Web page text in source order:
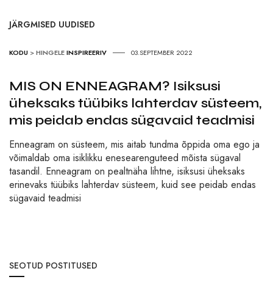
JÄRGMISED UUDISED
KODU >HINGELEINSPIREERIV 03.SEPTEMBER 2022
MIS ON ENNEAGRAM? Isiksusi
üheksaks tüübiks lahterdav süsteem,
mis peidab endas sügavaid teadmisi
Enneagram on süsteem, mis aitab tundma õppida oma ego ja
võimaldab oma isiklikku enesearenguteed mõista sügaval
tasandil. Enneagram on pealtnäha lihtne, isiksusi üheksaks
erinevaks tüübiks lahterdav süsteem, kuid see peidab endas
sügavaid teadmisi
SEOTUD POSTITUSED